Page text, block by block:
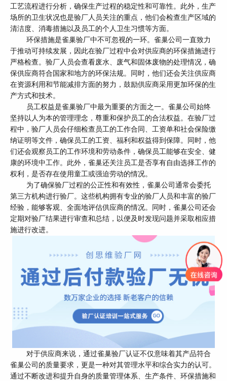
工艺流程进行分析，确保生产过程的稳定性和可靠性。此外，生产
场所的卫生状况也是验厂人员关注的重点，他们会检查生产区域的
清洁度、消毒措施以及员工的个人卫生习惯等方面。
环保措施是雀巢验厂中不可忽视的一环。雀巢公司一直致力
于推动可持续发展，因此在验厂过程中会对供应商的环保措施进行
严格检查。验厂人员会查看废水、废气和固体废物的处理情况，确
保供应商符合国家和地方的环保法规。同时，他们还会关注供应商
在资源利用和节能减排方面的努力，鼓励供应商采用更加环保的生
产方式和技术。
员工权益是雀巢验厂中最为重要的方面之一。雀巢公司始终
坚持以人为本的管理理念，尊重和保护员工的合法权益。在验厂过
程中，验厂人员会仔细检查员工的工作合同、工资单和社会保险缴
纳证明等文件，确保员工的工资、福利和权益得到保障。同时，他
们还会观察员工的工作环境和劳动条件，确保员工能够在安全、健
康的环境中工作。此外，雀巢还关注员工是否享有自由选择工作的
权利，是否存在使用童工或强迫劳动的情况。
为了确保验厂过程的公正性和有效性，雀巢公司通常会委托
第三方机构进行验厂。这些机构拥有专业的验厂人员和丰富的验厂
经验，能够客观、全面地评估供应商的情况。同时，雀巢公司还会
定期对验厂结果进行审查和总结，以便及时发现问题并采取相应措
施进行改进。
对于供应商来说，通过雀巢验厂认证不仅意味着其产品符合
雀巢公司的质量要求，更是一种对其管理水平和综合实力的认可。
通过不断改进和提升自身的质量管理体系、生产条件、环保措施和